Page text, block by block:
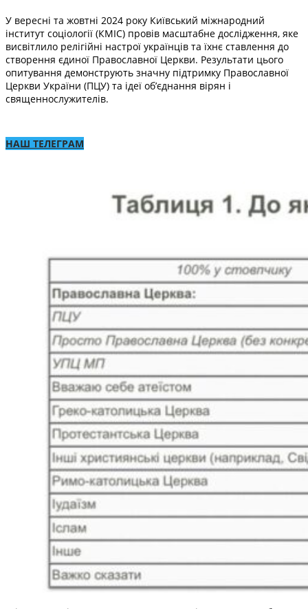
У вересні та жовтні 2024 року Київський міжнародний
інститут соціології (КМІС) провів масштабне дослідження, яке
висвітлило релігійні настрої українців та їхнє ставлення до
створення єдиної Православної Церкви. Результати цього
опитування демонструють значну підтримку Православної
Церкви України (ПЦУ) та ідеї об’єднання вірян і
священнослужителів.
НАШ ТЕЛЕГРАМ